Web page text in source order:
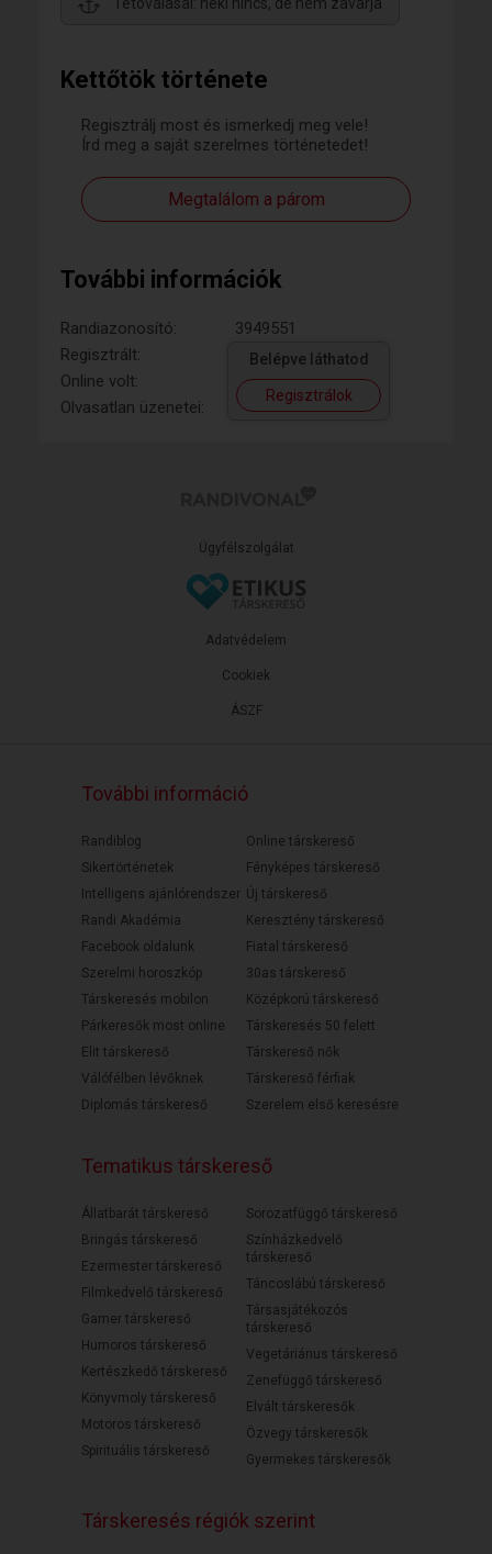
Kettőtök története
Regisztrálj most és ismerkedj meg vele!
Írd meg a saját szerelmes történetedet!
Megtalálom a párom
További információk
Randiazonosító:
3949551
Regisztrált:
Online volt:
Olvasatlan üzenetei:
Belépve láthatod
Regisztrálok
Tetoválásai: neki nincs, de nem zavarja
Ügyfélszolgálat
ÁSZF
Adatvédelem
Cookiek
További információ
Randiblog
Sikertörténetek
Intelligens ajánlórendszer
Randi Akadémia
Facebook oldalunk
Szerelmi horoszkóp
Társkeresés mobilon
Párkeresők most online
Elit társkereső
Válófélben lévőknek
Diplomás társkereső
Online társkereső
Fényképes társkereső
Új társkereső
Keresztény társkereső
Fiatal társkereső
30as társkereső
Középkorú társkereső
Társkeresés 50 felett
Társkereső nők
Társkereső férfiak
Szerelem első keresésre
Tematikus társkereső
Állatbarát társkereső
Bringás társkereső
Ezermester társkereső
Filmkedvelő társkereső
Gamer társkereső
Humoros társkereső
Kertészkedő társkereső
Könyvmoly társkereső
Motoros társkereső
Spirituális társkereső
Sorozatfüggő társkereső
Színházkedvelő
társkereső
Táncoslábú társkereső
Társasjátékozós
társkereső
Vegetáriánus társkereső
Zenefüggő társkereső
Elvált társkeresők
Özvegy társkeresők
Gyermekes társkeresők
Társkeresés régiók szerint